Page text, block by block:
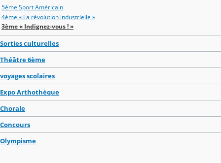
5ème Sport Américain
4ème « La révolution industrielle »
3ème « Indignez-vous ! »
Sorties culturelles
Théâtre 6ème
voyages scolaires
Expo Arthothèque
Chorale
Concours
Olympisme